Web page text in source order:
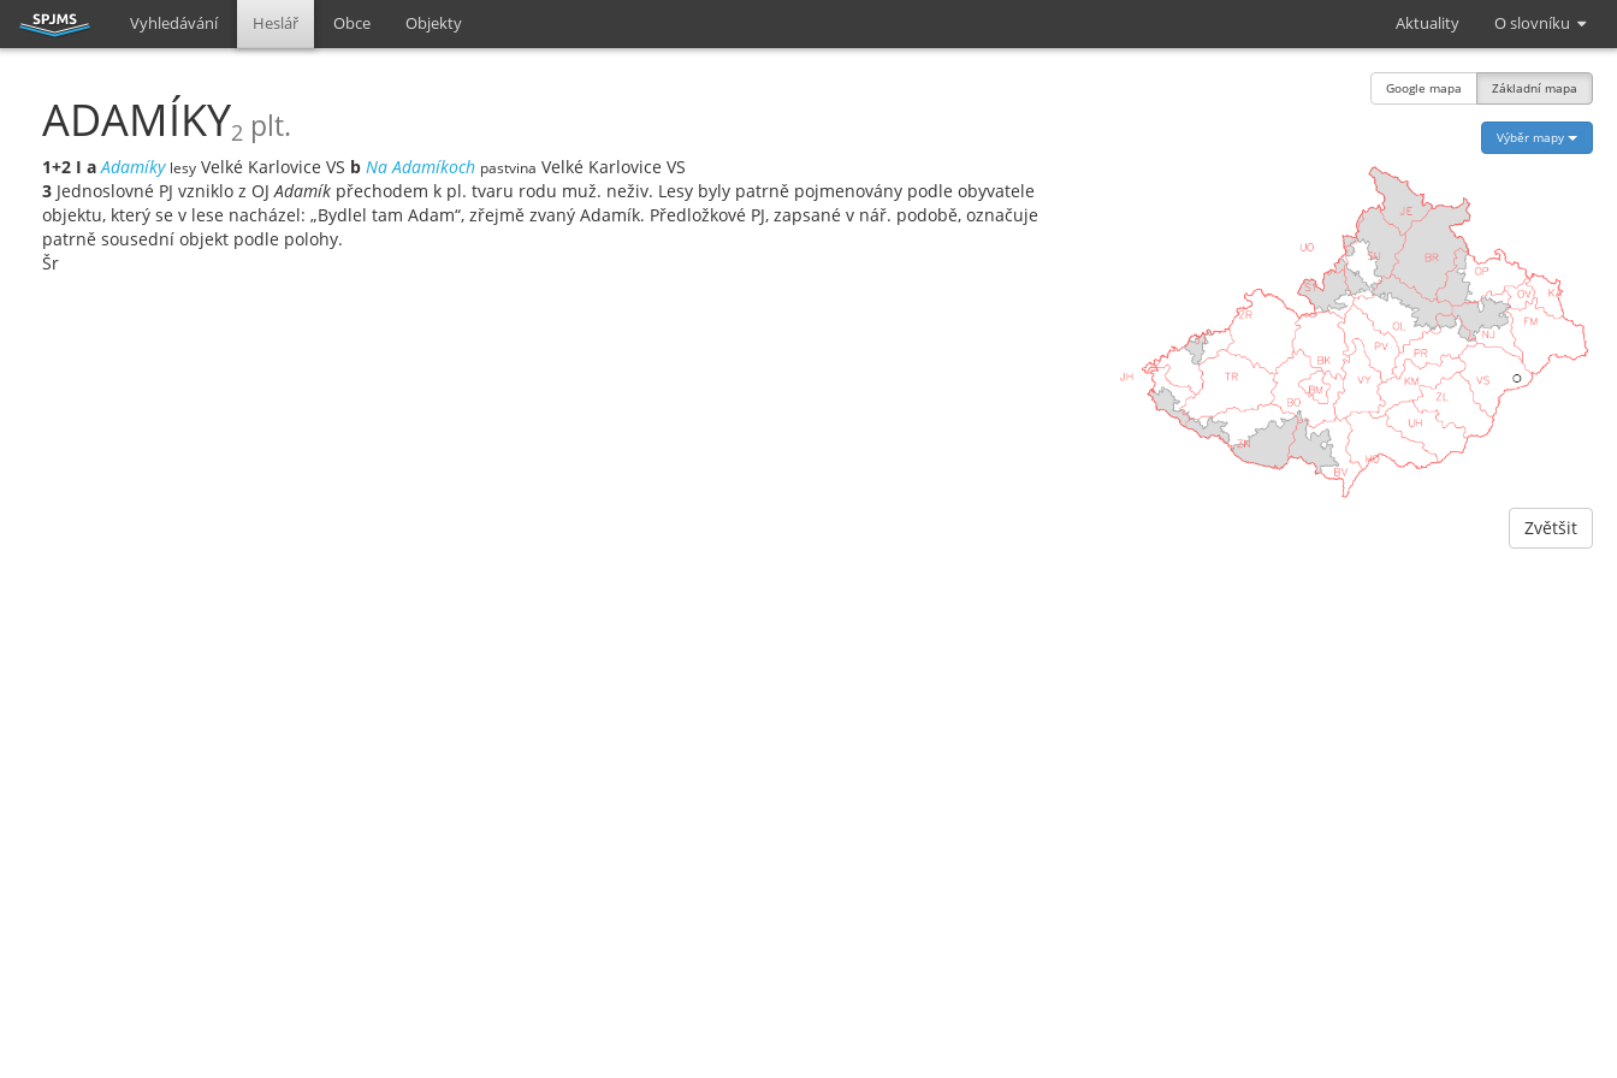
Vyhledávání Heslář Obce Objekty Aktuality O slovníku
ADAMÍKY2 plt.
1+2 I a Adamíky lesy Velké Karlovice VS b Na Adamíkoch pastvina Velké Karlovice VS
3 Jednoslovné PJ vzniklo z OJAdamík přechodem k pl. tvaru rodu muž. neživ. Lesy byly patrně pojmenovány podle obyvatele
objektu, který se v lese nacházel: „Bydlel tam Adam“, zřejmě zvaný Adamík. Předložkové PJ, zapsané v nář. podobě, označuje
patrně sousední objekt podle polohy.
Šr
Google mapa Základní mapa
Výběr mapy
Zvětšit